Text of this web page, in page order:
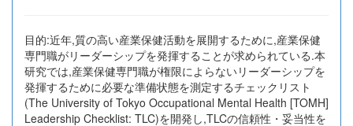
目的:近年,質の高い産業保健活動を展開するために,産業保健
専門職がリーダーシップを発揮することが求められている.本
研究では,産業保健専門職が権限によらないリーダーシップを
発揮するために必要な準備状態を測定するチェックリスト
(The University of Tokyo Occupational Mental Health [TOMH]
Leadership Checklist: TLC)を開発し,TLCの信頼性・妥当性を